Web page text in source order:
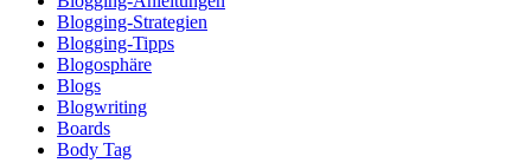
Blogging-Strategien
Blogging-Tipps
Blogosphäre
Blogs
Blogwriting
Boards
Body Tag